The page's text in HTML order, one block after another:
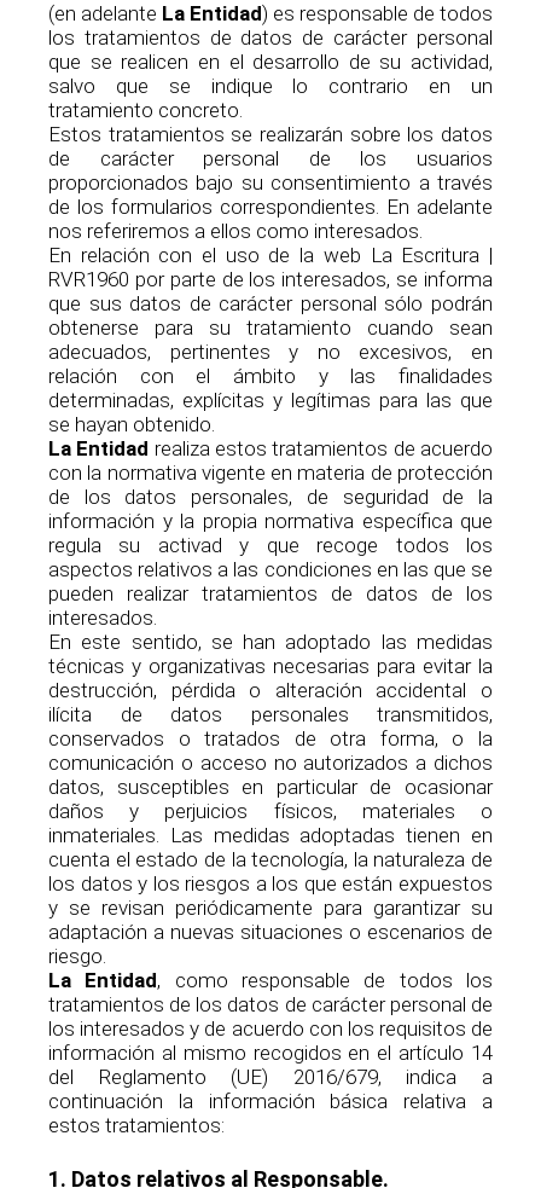
(en adelante La Entidad) es responsable de todos
los tratamientos de datos de carácter personal
que se realicen en el desarrollo de su actividad,
salvo que se indique lo contrario en un
tratamiento concreto.
Estos tratamientos se realizarán sobre los datos
de carácter personal de los usuarios
proporcionados bajo su consentimiento a través
de los formularios correspondientes. En adelante
nos referiremos a ellos como interesados.
En relación con el uso de la web La Escritura |
RVR1960 por parte de los interesados, se informa
que sus datos de carácter personal sólo podrán
obtenerse para su tratamiento cuando sean
adecuados, pertinentes y no excesivos, en
relación con el ámbito y las finalidades
determinadas, explícitas y legítimas para las que
se hayan obtenido.
La Entidad realiza estos tratamientos de acuerdo
con la normativa vigente en materia de protección
de los datos personales, de seguridad de la
información y la propia normativa específica que
regula su activad y que recoge todos los
aspectos relativos a las condiciones en las que se
pueden realizar tratamientos de datos de los
interesados.
En este sentido, se han adoptado las medidas
técnicas y organizativas necesarias para evitar la
destrucción, pérdida o alteración accidental o
ilícita de datos personales transmitidos,
conservados o tratados de otra forma, o la
comunicación o acceso no autorizados a dichos
datos, susceptibles en particular de ocasionar
daños y perjuicios físicos, materiales o
inmateriales. Las medidas adoptadas tienen en
cuenta el estado de la tecnología, la naturaleza de
los datos y los riesgos a los que están expuestos
y se revisan periódicamente para garantizar su
adaptación a nuevas situaciones o escenarios de
riesgo.
La Entidad, como responsable de todos los
tratamientos de los datos de carácter personal de
los interesados y de acuerdo con los requisitos de
información al mismo recogidos en el artículo 14
del Reglamento (UE) 2016/679, indica a
continuación la información básica relativa a
estos tratamientos:
1. Datos relativos al Responsable.